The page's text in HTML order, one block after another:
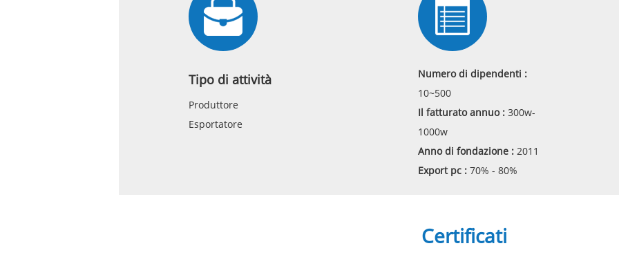
Tipo di attività
Produttore
Esportatore
Numero di dipendenti :
10~500
Il fatturato annuo : 300w-
1000w
Anno di fondazione : 2011
Export pc : 70% - 80%
Certificati